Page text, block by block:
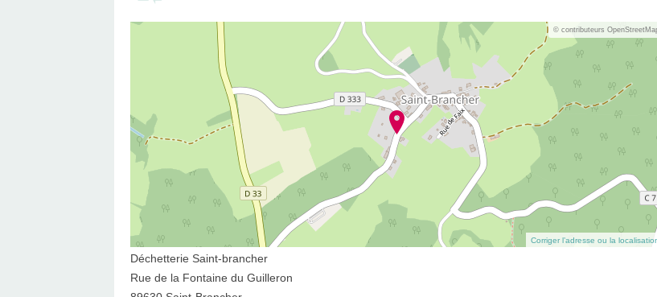
© contributeurs
Corriger l’adresse ou la
Déchetterie Saint-brancher
Rue de la Fontaine du Guilleron